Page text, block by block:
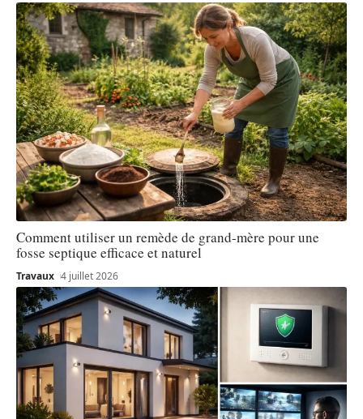
Comment utiliser un remède de grand-mère pour une
fosse septique efficace et naturel
Travaux 4 juillet 2026